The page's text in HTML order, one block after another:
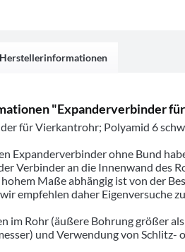
Herstellerinformationen
"Expanderverbinder
für Vierkantrohr; Polyamid 6
Expanderverbinder ohne Bund
Verbinder an die Innenwand des
Maße abhängig ist von der
empfehlen daher Eigenversuche
im Rohr (äußere Bohrung größer
und Verwendung von Schlitz-